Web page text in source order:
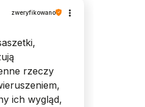
zweryfikowano
rzeczy
ich wygląd,